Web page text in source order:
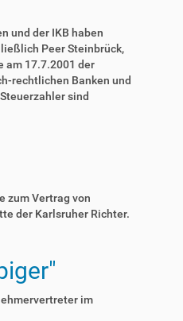
und der IKB haben
Peer Steinbrück,
am 17.7.2001 der
rechtlichen Banken und
sind
zum Vertrag von
der Karlsruher Richter.
im